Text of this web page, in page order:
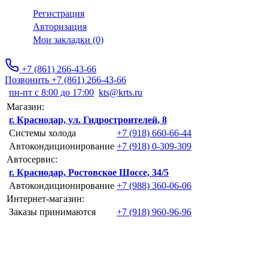
Регистрация
Авторизация
Мои закладки (0)
+7 (861) 266-43-66
Позвонить +7 (861) 266-43-66
пн-пт с 8:00 до 17:00 kts@krts.ru
Магазин:
г. Краснодар, ул. Гидростроителей, 8
Системы холода
+7 (918) 660-66-44
Автокондиционирование +7 (918) 0-309-309
Автосервис:
г. Краснодар, Ростовское Шоссе, 34/5
Автокондиционирование +7 (988) 360-06-06
Интернет-магазин:
Заказы принимаются
+7 (918) 960-96-96